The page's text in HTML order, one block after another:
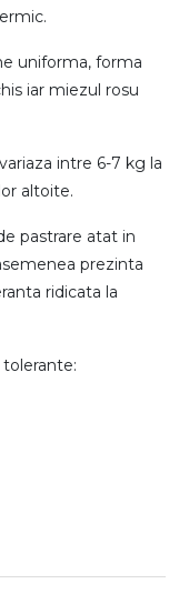
uniforma, forma
iar miezul rosu
intre 6-7 kg la
altoite.
pastrare atat in
prezinta
ridicata la